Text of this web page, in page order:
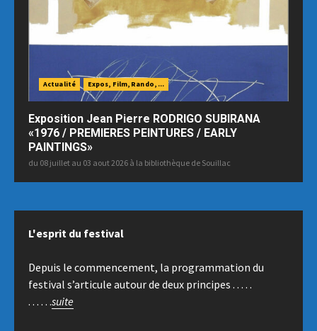
Actualité Expos, Film, Rando, ...
Exposition Jean Pierre RODRIGO SUBIRANA
«1976 / PREMIERES PEINTURES / EARLY
PAINTINGS»
du 08 juillet au 03 aout 2026 à la bibliothèque de Souillac
L'esprit du festival
Depuis le commencement, la programmation du
festival s’articule autour de deux principes . . . . .
. . . . . .suite